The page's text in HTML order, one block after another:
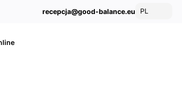
recepcja@good-balance.eu PL